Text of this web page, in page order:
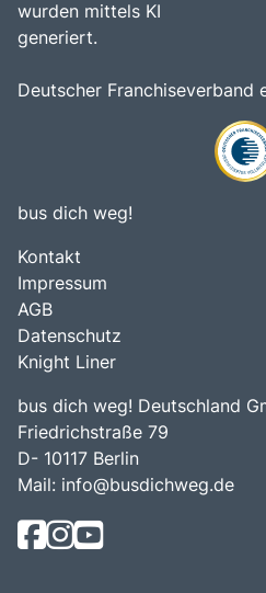
wurden mittels KI
generiert.
Deutscher Franchiseverband
bus dich weg!
Kontakt
Impressum
AGB
Datenschutz
Knight Liner
bus dich weg! Deutschland
Friedrichstraße 79
D- 10117 Berlin
Mail: info@busdichweg.de